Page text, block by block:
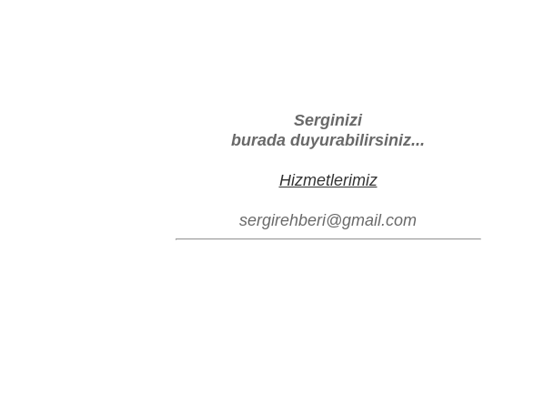
Serginizi
burada duyurabilirsiniz...
Hizmetlerimiz
sergirehberi@gmail.com